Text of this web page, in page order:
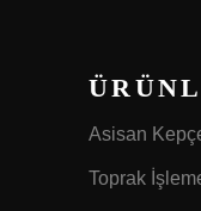
Asisan
Toprak